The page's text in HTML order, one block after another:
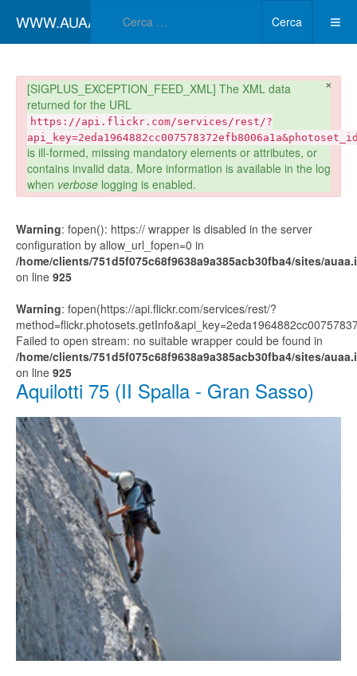
WWW.AUAA.IT
Cerca
×
danger
[SIGPLUS_EXCEPTION_FEED_XML] The XML data
returned for the URL
https://api.flickr.com/services/rest/?
is ill-formed, missing mandatory elements or attributes, or
contains invalid data. More information is available in the log
when verboselogging is enabled.
Warning: fopen(): https:// wrapper is disabled in the server
configuration by allow_url_fopen=0 in
/home/clients/751d5f075c68f9638a9a385acb30fba4/sites/
on line 925
Warning: fopen(https://api.flickr.com/services/rest/?
Failed to open stream: no suitable wrapper could be found in
/home/clients/751d5f075c68f9638a9a385acb30fba4/sites/
on line 925
Aquilotti 75 (II Spalla - Gran Sasso)